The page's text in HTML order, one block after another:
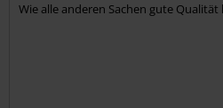
Kommentar jetzt abschicken!
Wie alle anderen Sachen gute Qualität